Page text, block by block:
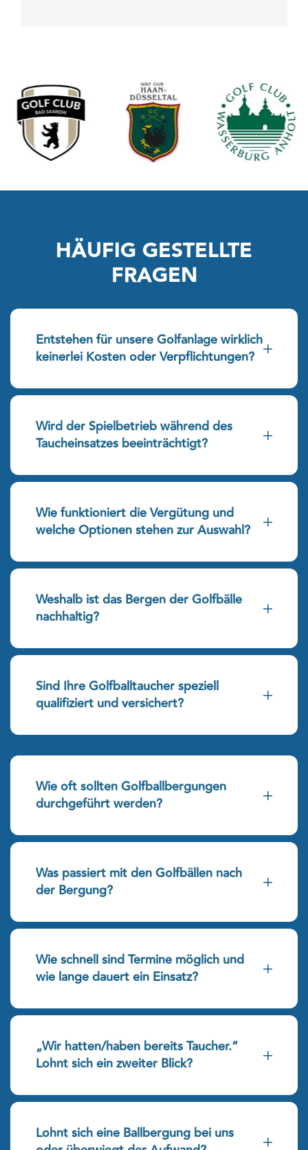
HÄUFIG GESTELLTE
FRAGEN
Entstehen für unsere Golfanlage wirklich
keinerlei Kosten oder Verpflichtungen?
Wird der Spielbetrieb während des
Taucheinsatzes beeinträchtigt?
Wie funktioniert die Vergütung und
welche Optionen stehen zur Auswahl?
Weshalb ist das Bergen der Golfbälle
nachhaltig?
Sind Ihre Golfballtaucher speziell
qualifiziert und versichert?
Wie oft sollten Golfballbergungen
durchgeführt werden?
Was passiert mit den Golfbällen nach
der Bergung?
Wie schnell sind Termine möglich und
wie lange dauert ein Einsatz?
„Wir hatten/haben bereits Taucher.“
Lohnt sich ein zweiter Blick?
Lohnt sich eine Ballbergung bei uns